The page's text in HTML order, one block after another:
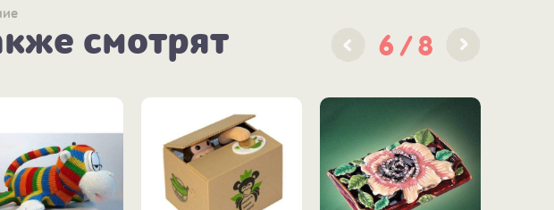
смотрят 6 8